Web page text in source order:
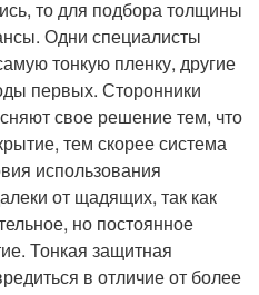
то для подбора толщины
Одни специалисты
тонкую пленку, другие
первых. Сторонники
свое решение тем, что
тем скорее система
использования
от щадящих, так как
но постоянное
Тонкая защитная
в отличие от более